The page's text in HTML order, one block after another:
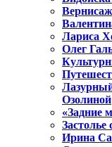
Лариса
Олег
Озолиной
«Задние
Ирина